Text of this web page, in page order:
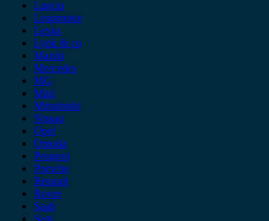
Lancia
Leapmotor
Lexus
Lynk & co
Mazda
Mercedes
MG
Mini
Mitsubishi
Nissan
Opel
Omoda
Peugeot
Porsche
Renault
Rover
Saab
Seat